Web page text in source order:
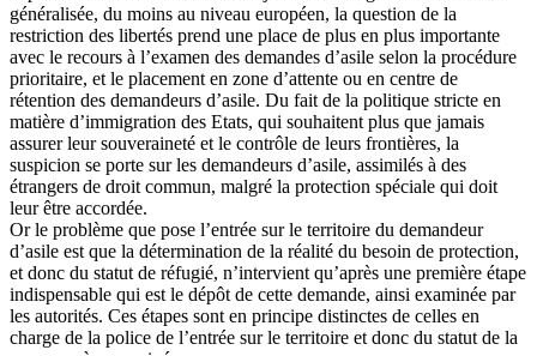
généralisée, du moins au niveau européen, la question de la
restriction des libertés prend une place de plus en plus importante
avec le recours à l’examen des demandes d’asile selon la procédure
prioritaire, et le placement en zone d’attente ou en centre de
rétention des demandeurs d’asile. Du fait de la politique stricte en
matière d’immigration des Etats, qui souhaitent plus que jamais
assurer leur souveraineté et le contrôle de leurs frontières, la
suspicion se porte sur les demandeurs d’asile, assimilés à des
étrangers de droit commun, malgré la protection spéciale qui doit
leur être accordée.
Or le problème que pose l’entrée sur le territoire du demandeur
d’asile est que la détermination de la réalité du besoin de protection,
et donc du statut de réfugié, n’intervient qu’après une première étape
indispensable qui est le dépôt de cette demande, ainsi examinée par
les autorités. Ces étapes sont en principe distinctes de celles en
charge de la police de l’entrée sur le territoire et donc du statut de la